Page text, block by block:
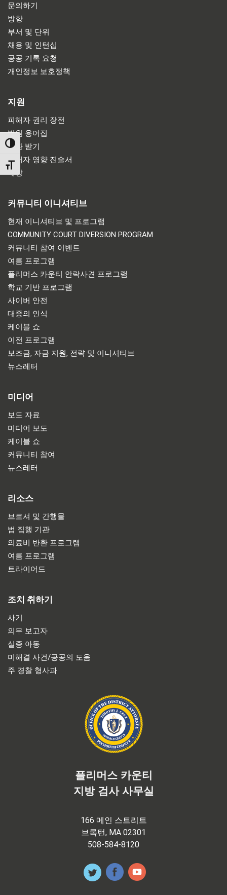
TOGGLE HIGH CONTRAST
TOGGLE FONT SIZE
문의하기
방향
부서 및 단위
채용 및 인턴십
공공 기록 요청
개인정보 보호정책
지원
피해자 권리 장전
법원 용어집
소환 받기
피해자 영향 진술서
배상
커뮤니티 이니셔티브
현재 이니셔티브 및 프로그램
COMMUNITY COURT DIVERSION PROGRAM
커뮤니티 참여 이벤트
여름 프로그램
플리머스 카운티 안락사견 프로그램
학교 기반 프로그램
사이버 안전
대중의 인식
케이블 쇼
이전 프로그램
보조금, 자금 지원, 전략 및 이니셔티브
뉴스레터
미디어
보도 자료
미디어 보도
케이블 쇼
커뮤니티 참여
뉴스레터
리소스
브로셔 및 간행물
법 집행 기관
의료비 반환 프로그램
여름 프로그램
트라이어드
조치 취하기
사기
의무 보고자
실종 아동
미해결 사건/공공의 도움
주 경찰 형사과
플리머스 카운티
지방 검사 사무실
166 메인 스트리트
브록턴, MA 02301
508-584-8120